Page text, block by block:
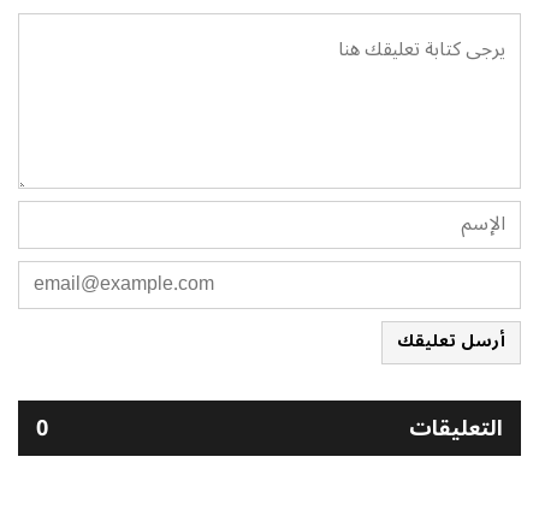
أرسل تعليقك
التعليقات 0